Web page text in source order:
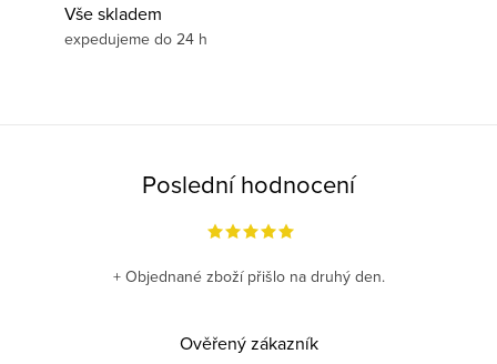
Vše skladem
expedujeme do 24 h
Poslední hodnocení
+ Objednané zboží přišlo na druhý den.
Ověřený zákazník